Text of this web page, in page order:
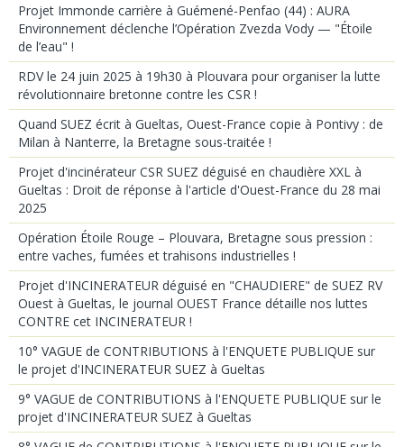
Projet Immonde carrière à Guémené-Penfao (44) : AURA
Environnement déclenche l’Opération Zvezda Vody — "Étoile
de l’eau" !
RDV le 24 juin 2025 à 19h30 à Plouvara pour organiser la lutte
révolutionnaire bretonne contre les CSR !
Quand SUEZ écrit à Gueltas, Ouest-France copie à Pontivy : de
Milan à Nanterre, la Bretagne sous-traitée !
Projet d'incinérateur CSR SUEZ déguisé en chaudière XXL à
Gueltas : Droit de réponse à l'article d'Ouest-France du 28 mai
2025
Opération Étoile Rouge – Plouvara, Bretagne sous pression :
entre vaches, fumées et trahisons industrielles !
Projet d'INCINERATEUR déguisé en "CHAUDIERE" de SUEZ RV
Ouest à Gueltas, le journal OUEST France détaille nos luttes
CONTRE cet INCINERATEUR !
10° VAGUE de CONTRIBUTIONS à l'ENQUETE PUBLIQUE sur
le projet d'INCINERATEUR SUEZ à Gueltas
9° VAGUE de CONTRIBUTIONS à l'ENQUETE PUBLIQUE sur le
projet d'INCINERATEUR SUEZ à Gueltas